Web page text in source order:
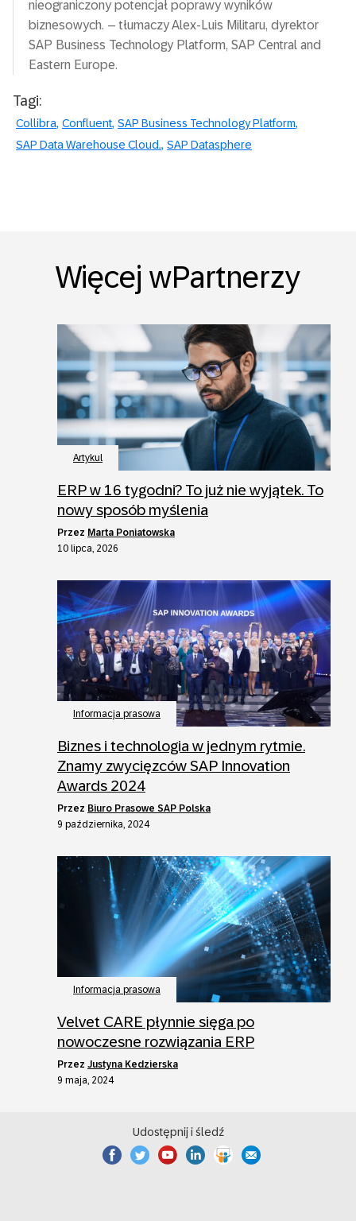
nieograniczony potencjał poprawy wyników
biznesowych. – tłumaczy Alex-Luis Militaru, dyrektor
SAP Business Technology Platform, SAP Central and
Eastern Europe.
Tagi:
Collibra Confluent SAP Business Technology Platform
SAP Data Warehouse Cloud. SAP Datasphere
Więcej wPartnerzy
Artykul
ERP w 16 tygodni? To już nie wyjątek. To
nowy sposób myślenia
przez Marta Poniatowska
10 lipca, 2026
Informacja prasowa
Biznes i technologia w jednym rytmie.
Znamy zwycięzców SAP Innovation
Awards 2024
przez Biuro Prasowe SAP Polska
9 października, 2024
Informacja prasowa
Velvet CARE płynnie sięga po
nowoczesne rozwiązania ERP
przez Justyna Kedzierska
9 maja, 2024
Udostępnij i śledź